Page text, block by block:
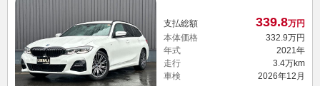
支払総額 339.8万円
本体価格
332.9万円
年式
2021年
走行
3.4万km
車検
2026年12月